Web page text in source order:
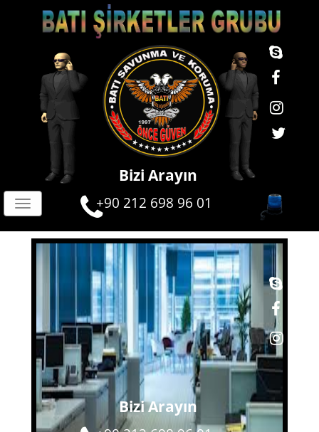
+90 212 698 96 01
Bizi Arayın
Toggle
navigation
Bizi Arayın